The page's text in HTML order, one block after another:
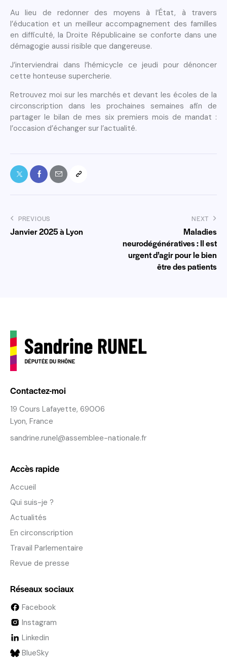
Au lieu de redonner des moyens à l’État, à travers
l’éducation et un meilleur accompagnement des familles
en difficulté, la Droite Républicaine se conforte dans une
démagogie aussi risible que dangereuse.
J’interviendrai dans l’hémicycle ce jeudi pour dénoncer
cette honteuse supercherie.
Retrouvez moi sur les marchés et devant les écoles de la
circonscription dans les prochaines semaines afin de
partager le bilan de mes six premiers mois de mandat :
l’occasion d’échanger sur l’actualité.
PREVIOUS
Janvier 2025 à Lyon
NEXT
Maladies
neurodégénératives : Il est
urgent d’agir pour le bien
être des patients
Contactez-moi
19 Cours Lafayette, 69006
Lyon, France
sandrine.runel@assemblee-nationale.fr
Accès rapide
Accueil
Qui suis-je ?
Actualités
En circonscription
Travail Parlementaire
Revue de presse
Réseaux sociaux
Facebook
Instagram
Linkedin
BlueSky